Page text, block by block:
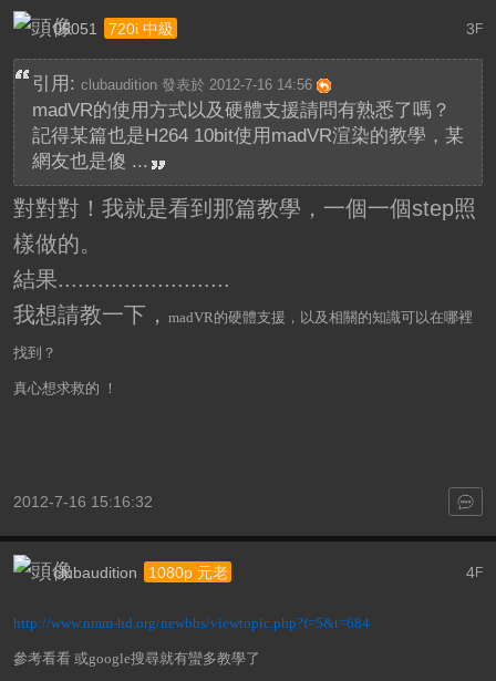
3F
05051 720i 中級
引用: clubaudition 發表於 2012-7-16 14:56
madVR的使用方式以及硬體支援請問有熟悉了嗎？
記得某篇也是H264 10bit使用madVR渲染的教學，某
網友也是傻 ...
對對對！我就是看到那篇教學，一個一個step照
樣做的。
結果..........................
我想請教一下， madVR的硬體支援，以及相關的知識可以在哪裡
找到？
真心想求救的 ！
2012-7-16 15:16:32
4F
clubaudition 1080p 元老
http://www.nmm-hd.org/newbbs/viewtopic.php?f=5&t=684
參考看看 或google搜尋就有蠻多教學了